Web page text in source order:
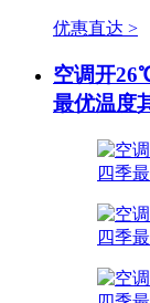
优惠直达 >
空调开
最优温度